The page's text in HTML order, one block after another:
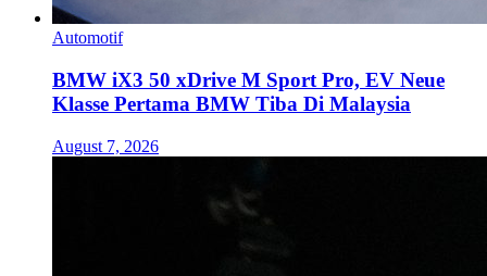
Automotif
BMW iX3 50 xDrive M Sport Pro, EV Neue
Klasse Pertama BMW Tiba Di Malaysia
August 7, 2026